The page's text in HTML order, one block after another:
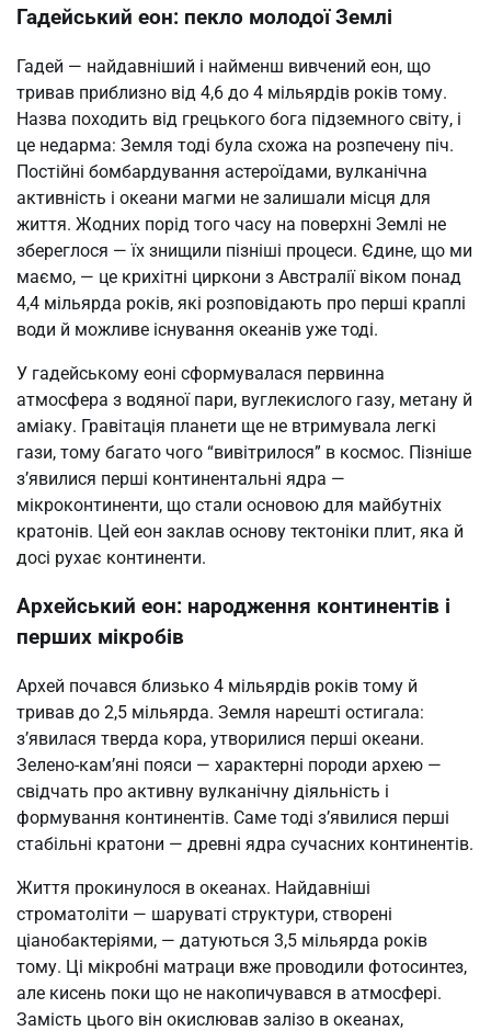
Гадейський еон: пекло молодої Землі
Гадей — найдавніший і найменш вивчений еон, що
тривав приблизно від 4,6 до 4 мільярдів років тому.
Назва походить від грецького бога підземного світу, і
це недарма: Земля тоді була схожа на розпечену піч.
Постійні бомбардування астероїдами, вулканічна
активність і океани магми не залишали місця для
життя. Жодних порід того часу на поверхні Землі не
збереглося — їх знищили пізніші процеси. Єдине, що ми
маємо, — це крихітні циркони з Австралії віком понад
4,4 мільярда років, які розповідають про перші краплі
води й можливе існування океанів уже тоді.
У гадейському еоні сформувалася первинна
атмосфера з водяної пари, вуглекислого газу, метану й
аміаку. Гравітація планети ще не втримувала легкі
гази, тому багато чого “вивітрилося” в космос. Пізніше
з’явилися перші континентальні ядра —
мікроконтиненти, що стали основою для майбутніх
кратонів. Цей еон заклав основу тектоніки плит, яка й
досі рухає континенти.
Архейський еон: народження континентів і
перших мікробів
Архей почався близько 4 мільярдів років тому й
тривав до 2,5 мільярда. Земля нарешті остигала:
з’явилася тверда кора, утворилися перші океани.
Зелено-кам’яні пояси — характерні породи архею —
свідчать про активну вулканічну діяльність і
формування континентів. Саме тоді з’явилися перші
стабільні кратони — древні ядра сучасних континентів.
Життя прокинулося в океанах. Найдавніші
строматоліти — шаруваті структури, створені
ціанобактеріями, — датуються 3,5 мільярда років
тому. Ці мікробні матраци вже проводили фотосинтез,
але кисень поки що не накопичувався в атмосфері.
Замість цього він окислював залізо в океанах,